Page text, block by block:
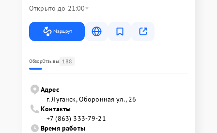
Открыто до 21:00
Маршрут
ОбзорОтзывы 188
Адрес
г. Луганск, Оборонная ул., 26
Контакты
+7 (863) 333-79-21
Время работы